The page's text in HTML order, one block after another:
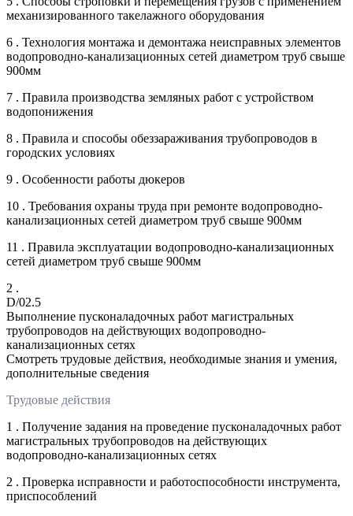
механизированного такелажного оборудования
6 . Технология монтажа и демонтажа неисправных элементов
водопроводно-канализационных сетей диаметром труб свыше
900мм
7 . Правила производства земляных работ с устройством
водопонижения
8 . Правила и способы обеззараживания трубопроводов в
городских условиях
9 . Особенности работы дюкеров
10 . Требования охраны труда при ремонте водопроводно-
канализационных сетей диаметром труб свыше 900мм
11 . Правила эксплуатации водопроводно-канализационных
сетей диаметром труб свыше 900мм
2 .
D/02.5
Выполнение пусконаладочных работ магистральных
трубопроводов на действующих водопроводно-
канализационных сетях
Смотреть трудовые действия, необходимые знания и умения,
дополнительные сведения
Трудовые действия
1 . Получение задания на проведение пусконаладочных работ
магистральных трубопроводов на действующих
водопроводно-канализационных сетях
2 . Проверка исправности и работоспособности инструмента,
приспособлений